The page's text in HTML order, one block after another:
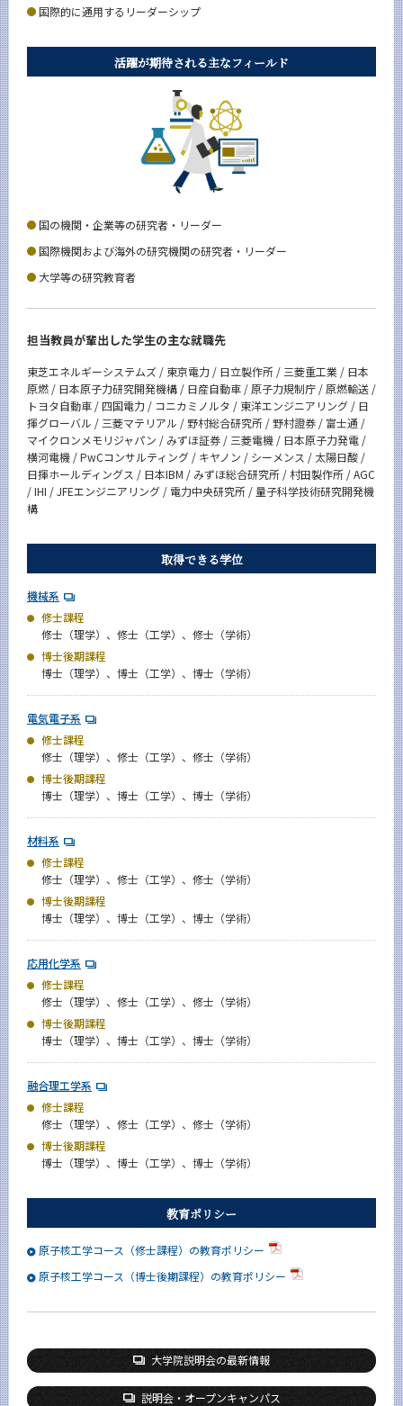
国際的に通用するリーダーシップ
活躍が期待される主なフィールド
国の機関・企業等の研究者・リーダー
国際機関および海外の研究機関の研究者・リーダー
大学等の研究教育者
担当教員が輩出した学生の主な就職先
東芝エネルギーシステムズ / 東京電力 / 日立製作所 / 三菱重工業 / 日本
原燃 / 日本原子力研究開発機構 / 日産自動車 / 原子力規制庁 / 原燃輸送 /
トヨタ自動車 / 四国電力 / コニカミノルタ / 東洋エンジニアリング / 日
揮グローバル / 三菱マテリアル / 野村総合研究所 / 野村證券 / 富士通 /
マイクロンメモリジャパン / みずほ証券 / 三菱電機 / 日本原子力発電 /
横河電機 / PwCコンサルティング / キヤノン / シーメンス / 太陽日酸 /
日揮ホールディングス / 日本IBM / みずほ総合研究所 / 村田製作所 / AGC
/ IHI / JFEエンジニアリング / 電力中央研究所 / 量子科学技術研究開発機
構
取得できる学位
機械系
修士課程
修士（理学）、修士（工学）、修士（学術）
博士後期課程
博士（理学）、博士（工学）、博士（学術）
電気電子系
修士課程
修士（理学）、修士（工学）、修士（学術）
博士後期課程
博士（理学）、博士（工学）、博士（学術）
材料系
修士課程
修士（理学）、修士（工学）、修士（学術）
博士後期課程
博士（理学）、博士（工学）、博士（学術）
応用化学系
修士課程
修士（理学）、修士（工学）、修士（学術）
博士後期課程
博士（理学）、博士（工学）、博士（学術）
融合理工学系
修士課程
修士（理学）、修士（工学）、修士（学術）
博士後期課程
博士（理学）、博士（工学）、博士（学術）
教育ポリシー
原子核工学コース（修士課程）の教育ポリシー
原子核工学コース（博士後期課程）の教育ポリシー
大学院説明会の最新情報
説明会・オープンキャンパス